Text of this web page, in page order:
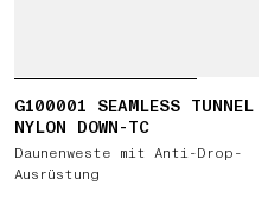
G100001 SEAMLESS TUNNEL
NYLON DOWN-TC
Daunenweste mit Anti-Drop-
Ausrüstung